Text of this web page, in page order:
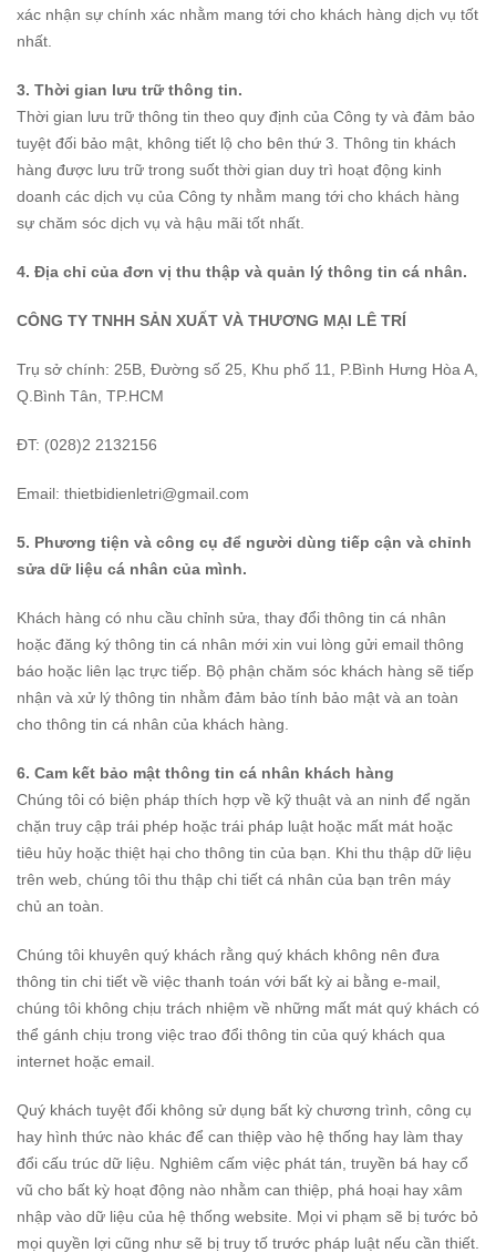
xác nhận sự chính xác nhằm mang tới cho khách hàng dịch vụ tốt
nhất.
3. Thời gian lưu trữ thông tin.
Thời gian lưu trữ thông tin theo quy định của Công ty và đảm bảo
tuyệt đối bảo mật, không tiết lộ cho bên thứ 3. Thông tin khách
hàng được lưu trữ trong suốt thời gian duy trì hoạt động kinh
doanh các dịch vụ của Công ty nhằm mang tới cho khách hàng
sự chăm sóc dịch vụ và hậu mãi tốt nhất.
4. Địa chỉ của đơn vị thu thập và quản lý thông tin cá nhân.
CÔNG TY TNHH SẢN XUẤT VÀ THƯƠNG MẠI LÊ TRÍ
Trụ sở chính: 25B, Đường số 25, Khu phố 11, P.Bình Hưng Hòa A,
Q.Bình Tân, TP.HCM
ĐT: (028)2 2132156
Email: thietbidienletri@gmail.com
5. Phương tiện và công cụ để người dùng tiếp cận và chỉnh
sửa dữ liệu cá nhân của mình.
Khách hàng có nhu cầu chỉnh sửa, thay đổi thông tin cá nhân
hoặc đăng ký thông tin cá nhân mới xin vui lòng gửi email thông
báo hoặc liên lạc trực tiếp. Bộ phận chăm sóc khách hàng sẽ tiếp
nhận và xử lý thông tin nhằm đảm bảo tính bảo mật và an toàn
cho thông tin cá nhân của khách hàng.
6. Cam kết bảo mật thông tin cá nhân khách hàng
Chúng tôi có biện pháp thích hợp về kỹ thuật và an ninh để ngăn
chặn truy cập trái phép hoặc trái pháp luật hoặc mất mát hoặc
tiêu hủy hoặc thiệt hại cho thông tin của bạn. Khi thu thập dữ liệu
trên web, chúng tôi thu thập chi tiết cá nhân của bạn trên máy
chủ an toàn.
Chúng tôi khuyên quý khách rằng quý khách không nên đưa
thông tin chi tiết về việc thanh toán với bất kỳ ai bằng e-mail,
chúng tôi không chịu trách nhiệm về những mất mát quý khách có
thể gánh chịu trong việc trao đổi thông tin của quý khách qua
internet hoặc email.
Quý khách tuyệt đối không sử dụng bất kỳ chương trình, công cụ
hay hình thức nào khác để can thiệp vào hệ thống hay làm thay
đổi cấu trúc dữ liệu. Nghiêm cấm việc phát tán, truyền bá hay cổ
vũ cho bất kỳ hoạt động nào nhằm can thiệp, phá hoại hay xâm
nhập vào dữ liệu của hệ thống website. Mọi vi phạm sẽ bị tước bỏ
mọi quyền lợi cũng như sẽ bị truy tố trước pháp luật nếu cần thiết.